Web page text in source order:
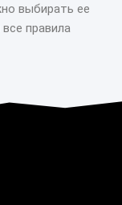
выбирать ее
правила